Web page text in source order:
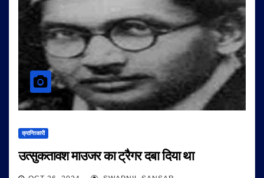
क्रान्तिकारी
उत्सुकतावश माउजर का ट्रैगर दबा दिया था